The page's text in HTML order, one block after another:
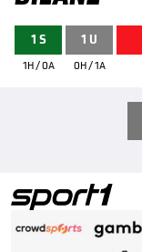
1 S
1H / 0A
1 U
0H / 1A